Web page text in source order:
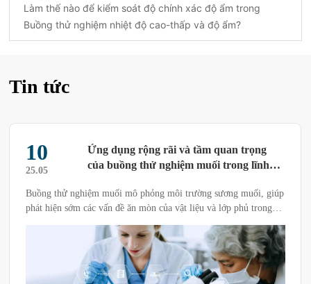
Làm thế nào để kiểm soát độ chính xác độ ẩm trong
Buồng thử nghiệm nhiệt độ cao-thấp và độ ẩm?‌
Tin tức
19
25.07
Ứng dụng và triển vọng của Buồng thử
nghiệm ăn mòn sương muối trong ngành
Buồng thử nghiệm ăn mòn sương muối đóng vai trò quan trọng
như một thiết bị thử nghiệm chủ chốt. Thiết bị này có khả năng